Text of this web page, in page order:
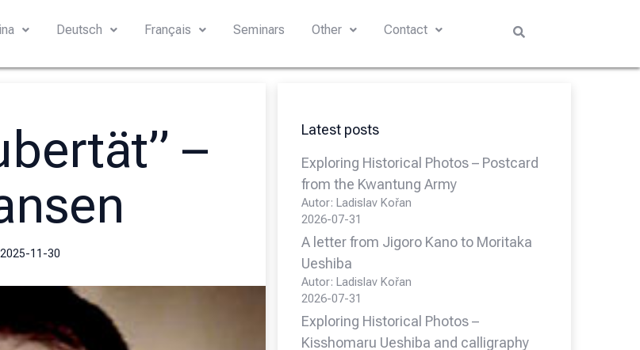
Deutsch Français Seminars Other Contact
–
2025-11-30
Latest posts
Exploring Historical Photos – Postcard
from the Kwantung Army
Autor: Ladislav Kořan
2026-07-31
A letter from Jigoro Kano to Moritaka
Ueshiba
Autor: Ladislav Kořan
2026-07-31
Exploring Historical Photos –
Kisshomaru Ueshiba and calligraphy